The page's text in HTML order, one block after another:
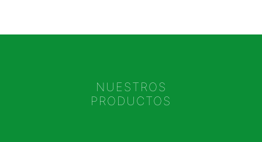
NUESTROS
PRODUCTOS